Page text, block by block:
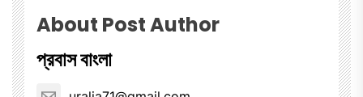
About Post Author
প্রবাস বাংলা